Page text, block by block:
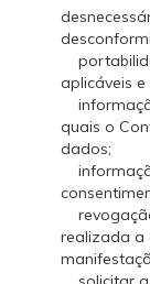
aplicáveis
quais o
dados;
realizada a